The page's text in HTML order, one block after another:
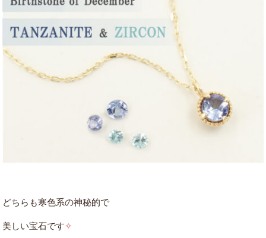
どちらも寒色系の神秘的で
美しい宝石です✧